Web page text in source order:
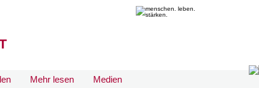
Mehr lesen
Medien